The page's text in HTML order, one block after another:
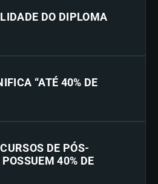
DO DIPLOMA
“ATÉ 40% DE
DE PÓS-
40% DE